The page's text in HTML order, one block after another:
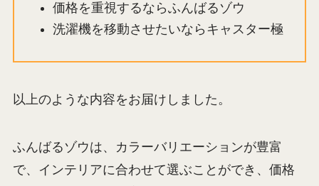
価格を重視するならふんばるゾウ
洗濯機を移動させたいならキャスター極
以上のような内容をお届けしました。
ふんばるゾウは、カラーバリエーションが豊富
で、インテリアに合わせて選ぶことができ、価格